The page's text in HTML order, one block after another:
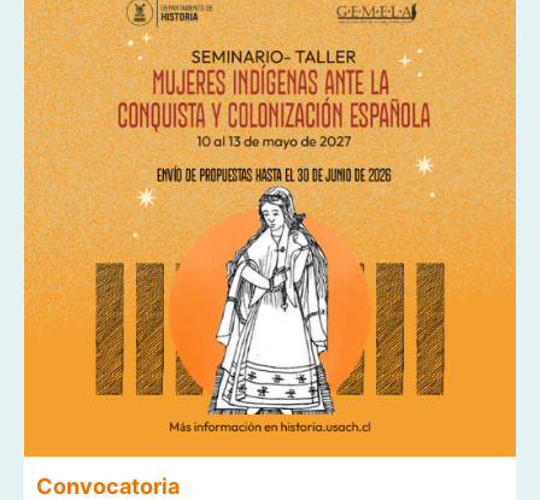
Convocatoria